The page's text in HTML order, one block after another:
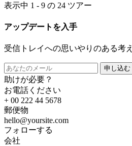
表示中 1 - 9 の 24 ツアー
アップデートを入手
受信トレイへの思いやりのある考え
申し込む
助けが必要？
お電話ください
+ 00 222 44 5678
郵便物
hello@yoursite.com
フォローする
会社